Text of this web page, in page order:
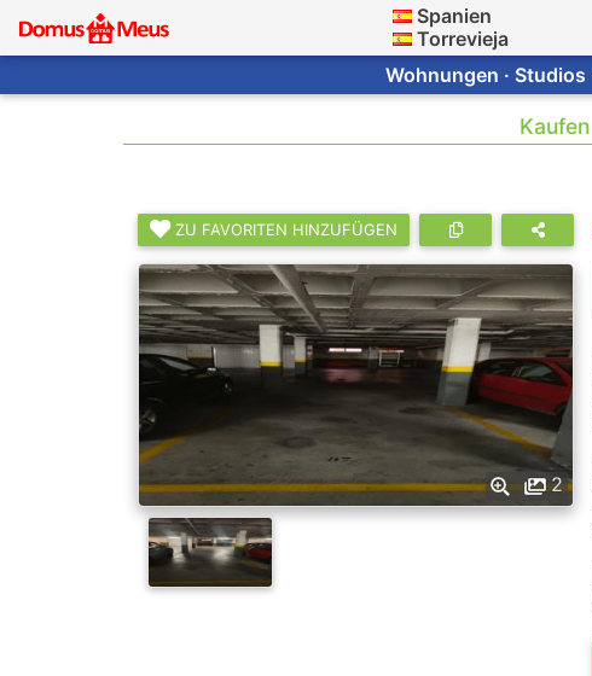
Spanien
Torrevieja
Wohnungen · Studios
ZU FAVORITEN HINZUFÜGEN
2